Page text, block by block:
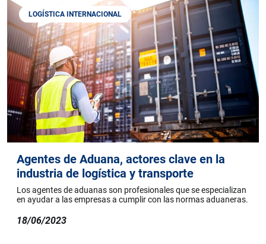
LOGÍSTICA INTERNACIONAL
Agentes de Aduana, actores clave en la
industria de logística y transporte
Los agentes de aduanas son profesionales que se especializan
en ayudar a las empresas a cumplir con las normas aduaneras.
18/06/2023